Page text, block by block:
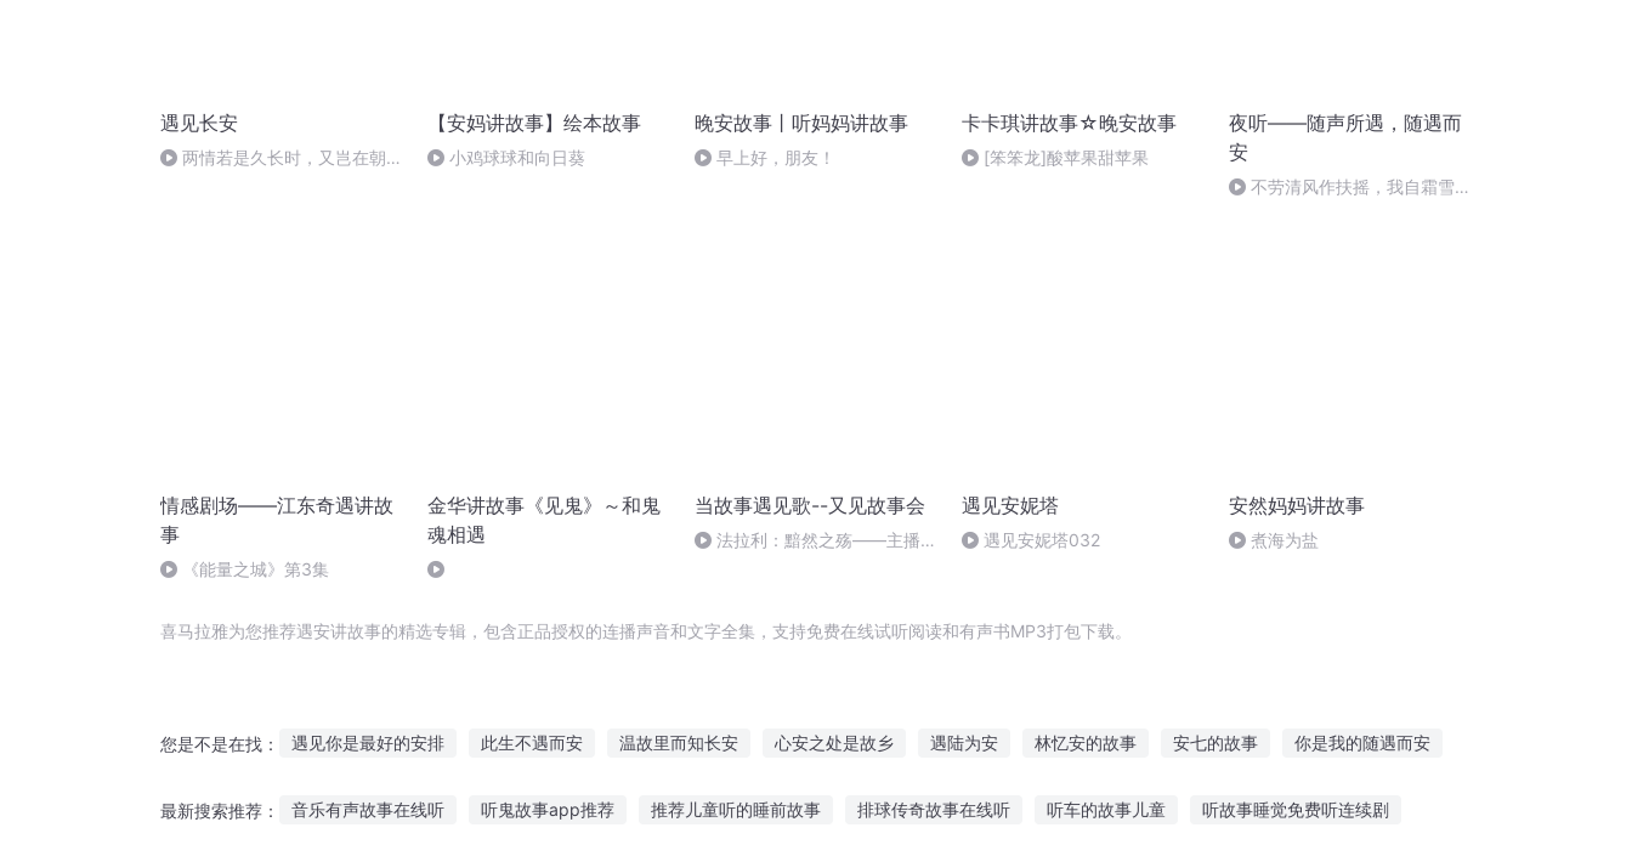
遇见长安
两情若是久长时，又岂在朝朝
【安妈讲故事】绘本故事
小鸡球球和向日葵
晚安故事丨听妈妈讲故事
早上好，朋友！
卡卡琪讲故事☆晚安故事
[笨笨龙]酸苹果甜苹果
夜听——随声所遇，随遇而
安
不劳清风作扶摇，我自霜雪向
情感剧场——江东奇遇讲故
事
《能量之城》第3集
金华讲故事《见鬼》～和鬼
魂相遇
当故事遇见歌--又见故事会
法拉利：黯然之殇——主播：
遇见安妮塔
遇见安妮塔032
安然妈妈讲故事
煮海为盐
喜马拉雅为您推荐遇安讲故事的精选专辑，包含正品授权的连播声音和文字全集，支持免费在线试听阅读和有声书MP3打包下载。
您是不是在找： 遇见你是最好的安排 此生不遇而安 温故里而知长安 心安之处是故乡 遇陆为安 林忆安的故事 安七的故事 你是我的随遇而安
最新搜索推荐： 音乐有声故事在线听 听鬼故事app推荐 推荐儿童听的睡前故事 排球传奇故事在线听 听车的故事儿童 听故事睡觉免费听连续剧